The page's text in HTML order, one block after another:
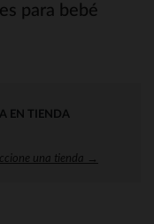
para bebé
EN TIENDA
una tienda →